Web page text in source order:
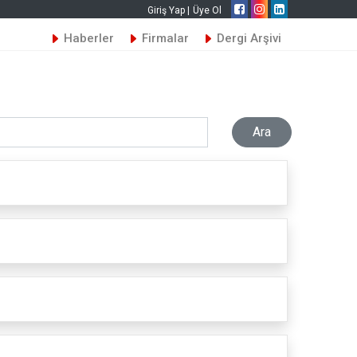
Giriş Yap | Üye Ol
Haberler Firmalar Dergi Arşivi